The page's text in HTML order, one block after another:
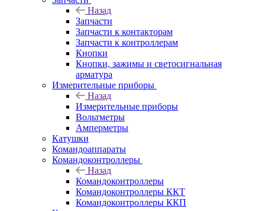
Назад
Запчасти
Запчасти к контакторам
Запчасти к контроллерам
Кнопки
Кнопки, зажимы и светосигнальная
арматура
Измерительные приборы
Назад
Измерительные приборы
Вольтметры
Амперметры
Катушки
Командоаппараты
Командоконтроллеры
Назад
Командоконтроллеры
Командоконтроллеры ККТ
Командоконтроллеры ККП